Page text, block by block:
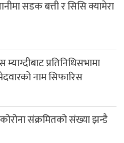
सडक बत्ती र सिसि क्यामेरा
म्याग्दीबाट प्रतिनिधिसभामा
नाम सिफारिस
संक्रमितको संख्या झन्डै